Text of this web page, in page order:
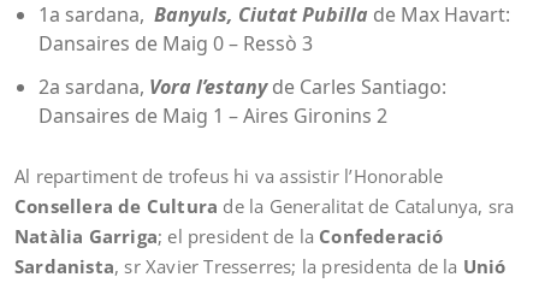
1a sardana, Banyuls, Ciutat Pubilla de Max Havart:
Dansaires de Maig 0 – Ressò 3
2a sardana, Vora l’estanyde Carles Santiago:
Dansaires de Maig 1 – Aires Gironins 2
Al repartiment de trofeus hi va assistir l’Honorable
Consellera de Cultura de la Generalitat de Catalunya, sra
Natàlia Garriga; el president de la Confederació
Sardanista, sr Xavier Tresserres; la presidenta de la Unió